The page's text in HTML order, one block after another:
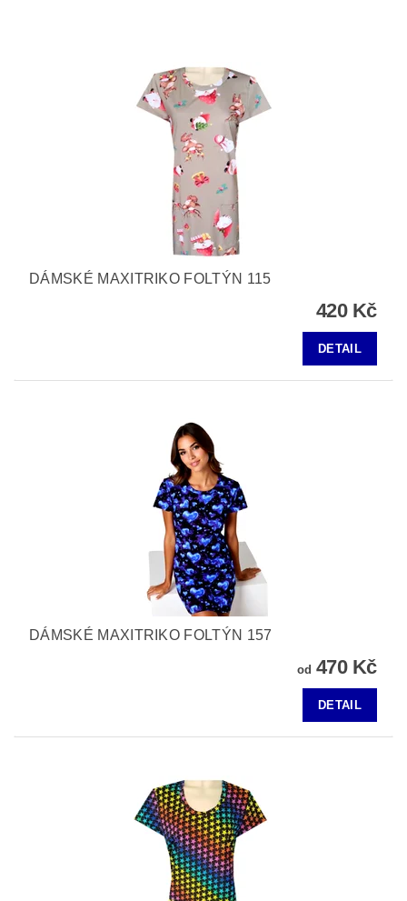
DÁMSKÉ MAXITRIKO FOLTÝN 115
420 Kč
DETAIL
DÁMSKÉ MAXITRIKO FOLTÝN 157
od 470 Kč
DETAIL